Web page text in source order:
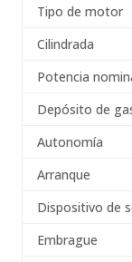
Tipo de motor
Cilindrada
Potencia
Depósito de
Autonomía
Arranque
Dispositivo de
Embrague